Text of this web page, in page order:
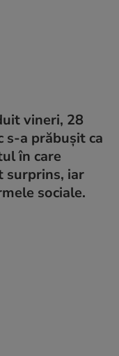
vineri, 28
s-a prăbușit ca
în care
surprins, iar
sociale.